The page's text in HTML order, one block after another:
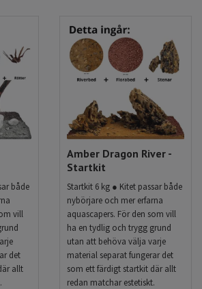
både
vill
det
allt
Amber Dragon River -
Startkit
Startkit 6 kg ● Kitet passar både
nybörjare och mer erfarna
aquascapers. För den som vill
ha en tydlig och trygg grund
utan att behöva välja varje
material separat fungerar det
som ett färdigt startkit där allt
redan matchar estetiskt.